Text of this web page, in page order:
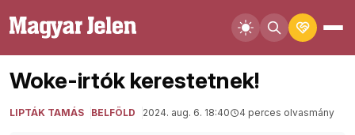
Woke-irtók kerestetnek!
LIPTÁK TAMÁS BELFÖLD 2024. aug. 6. 18:40 4 perces olvasmány